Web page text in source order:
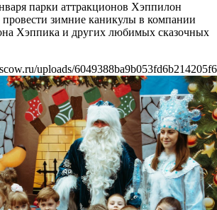
парки аттракционов Хэппилон
зимние каникулы в компании
Хэппика и других любимых сказочных
uploads/